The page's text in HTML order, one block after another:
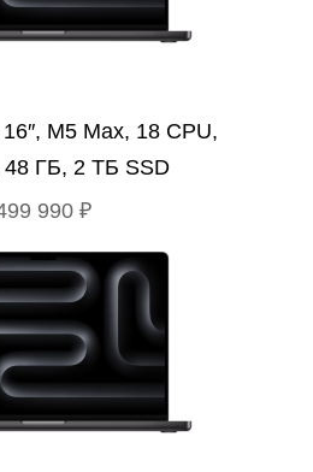
M5 Max, 18 CPU,
48 ГБ, 2 ТБ SSD
990 ₽